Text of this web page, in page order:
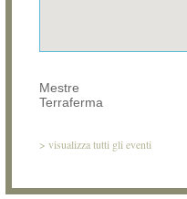
Mestre
Terraferma
> visualizza tutti gli eventi